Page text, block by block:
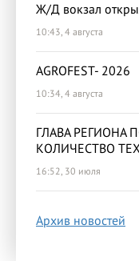
Ж/Д вокзал
10:43, 4 августа
AGROFEST- 2026
10:34, 4 августа
ГЛАВА РЕГИОНА
КОЛИЧЕСТВО
16:52, 30 июля
Архив новостей